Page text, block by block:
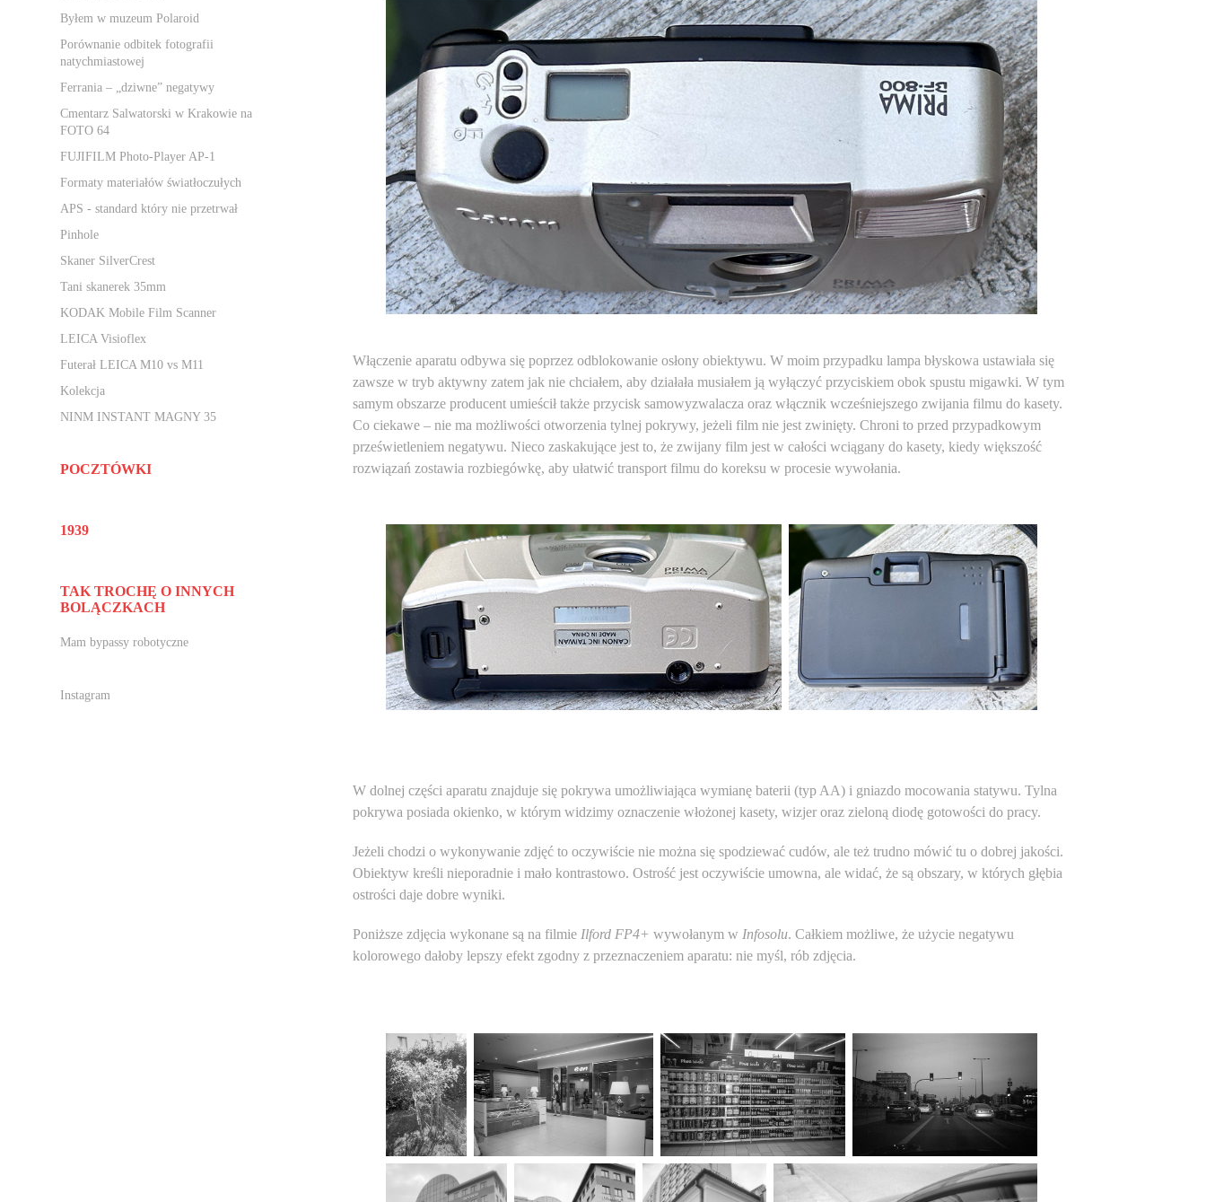
Byłem w muzeum Polaroid
Porównanie odbitek fotografii
natychmiastowej
Ferrania – „dziwne” negatywy
Cmentarz Salwatorski w Krakowie na
FOTO 64
FUJIFILM Photo-Player AP-1
Formaty materiałów światłoczułych
APS - standard który nie przetrwał
Pinhole
Skaner SilverCrest
Tani skanerek 35mm
KODAK Mobile Film Scanner
LEICA Visioflex
Futerał LEICA M10 vs M11
Kolekcja
NINM INSTANT MAGNY 35
POCZTÓWKI
1939
TAK TROCHĘ O INNYCH
BOLĄCZKACH
Mam bypassy robotyczne
Instagram
Włączenie aparatu odbywa się poprzez odblokowanie osłony obiektywu. W moim przypadku lampa błyskowa ustawiała się
zawsze w tryb aktywny zatem jak nie chciałem, aby działała musiałem ją wyłączyć przyciskiem obok spustu migawki. W tym
samym obszarze producent umieścił także przycisk samowyzwalacza oraz włącznik wcześniejszego zwijania filmu do kasety.
Co ciekawe – nie ma możliwości otworzenia tylnej pokrywy, jeżeli film nie jest zwinięty. Chroni to przed przypadkowym
prześwietleniem negatywu. Nieco zaskakujące jest to, że zwijany film jest w całości wciągany do kasety, kiedy większość
rozwiązań zostawia rozbiegówkę, aby ułatwić transport filmu do koreksu w procesie wywołania.
W dolnej części aparatu znajduje się pokrywa umożliwiająca wymianę baterii (typ AA) i gniazdo mocowania statywu. Tylna
pokrywa posiada okienko, w którym widzimy oznaczenie włożonej kasety, wizjer oraz zieloną diodę gotowości do pracy.
Jeżeli chodzi o wykonywanie zdjęć to oczywiście nie można się spodziewać cudów, ale też trudno mówić tu o dobrej jakości.
Obiektyw kreśli nieporadnie i mało kontrastowo. Ostrość jest oczywiście umowna, ale widać, że są obszary, w których głębia
ostrości daje dobre wyniki.
Poniższe zdjęcia wykonane są na filmie Ilford FP4+ wywołanym w Infosolu. Całkiem możliwe, że użycie negatywu
kolorowego dałoby lepszy efekt zgodny z przeznaczeniem aparatu: nie myśl, rób zdjęcia.